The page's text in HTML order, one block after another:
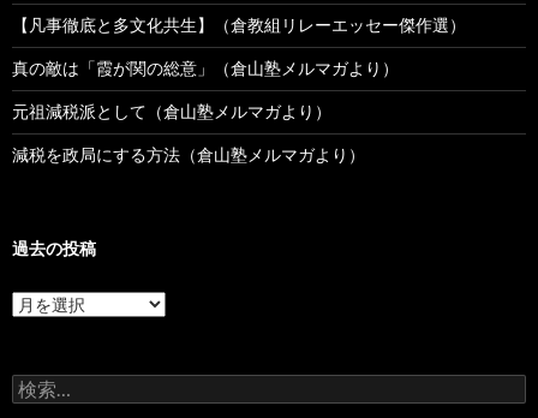
【凡事徹底と多文化共生】（倉教組リレーエッセー傑作選）
真の敵は「霞が関の総意」（倉山塾メルマガより）
元祖減税派として（倉山塾メルマガより）
減税を政局にする方法（倉山塾メルマガより）
過去の投稿
過
去
稿
検
索: